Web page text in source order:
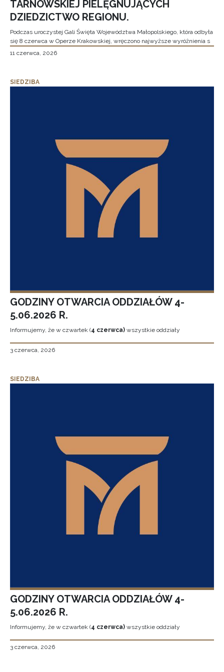
TARNOWSKIEJ PIELĘGNUJĄCYCH
DZIEDZICTWO REGIONU.
Podczas uroczystej Gali Święta Województwa Małopolskiego, która odbyła
się 8 czerwca w Operze Krakowskiej, wręczono najwyższe wyróżnienia s
11 czerwca, 2026
SIEDZIBA
GODZINY OTWARCIA ODDZIAŁÓW 4-
5.06.2026 R.
Informujemy, że w czwartek (4 czerwca) wszystkie oddziały
3 czerwca, 2026
SIEDZIBA
GODZINY OTWARCIA ODDZIAŁÓW 4-
5.06.2026 R.
Informujemy, że w czwartek (4 czerwca) wszystkie oddziały
3 czerwca, 2026